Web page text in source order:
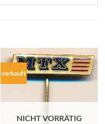
verkauft
NICHT VORRÄTIG